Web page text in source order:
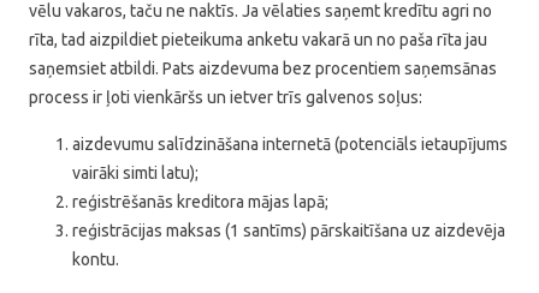
vēlu vakaros, taču ne naktīs. Ja vēlaties saņemt kredītu agri no
rīta, tad aizpildiet pieteikuma anketu vakarā un no paša rīta jau
saņemsiet atbildi. Pats aizdevuma bez procentiem saņemsānas
process ir ļoti vienkāršs un ietver trīs galvenos soļus:
aizdevumu salīdzināšana internetā (potenciāls ietaupījums
vairāki simti latu);
reģistrēšanās kreditora mājas lapā;
reģistrācijas maksas (1 santīms) pārskaitīšana uz aizdevēja
kontu.